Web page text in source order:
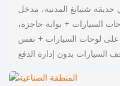
شنيانغ المدنية، مدخل
السيارات + بوابة حاجزة،
على لوحات السيارات + نفس
السيارات بدون إدارة الدفع